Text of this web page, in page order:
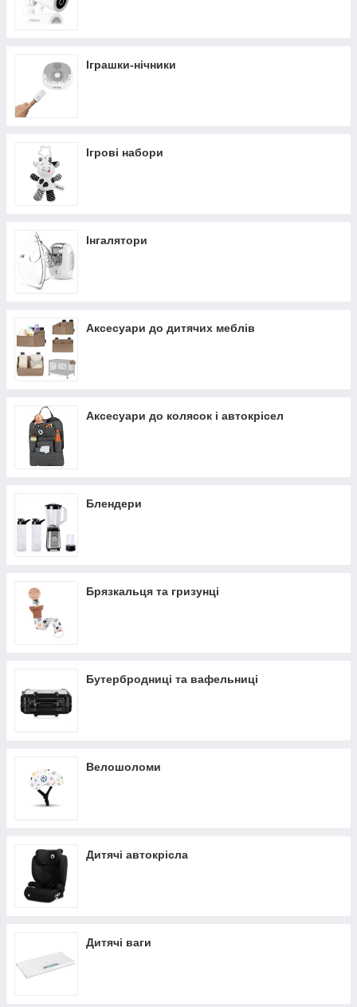
Іграшки-нічники
Ігрові набори
Інгалятори
Аксесуари до дитячих меблів
Аксесуари до колясок і автокрісел
Блендери
Брязкальця та гризунці
Бутербродниці та вафельниці
Велошоломи
Дитячі автокрісла
Дитячі ваги